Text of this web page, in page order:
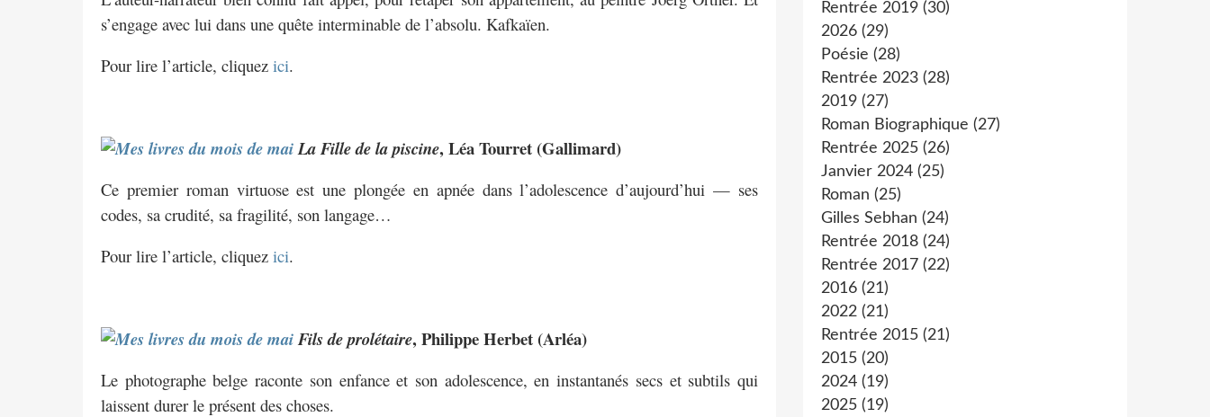
s’engage avec lui dans une quête interminable de l’absolu. Kafkaïen.
Pour lire l’article, cliquez ici.
La Fille de la piscine, Léa Tourret (Gallimard)
Ce premier roman virtuose est une plongée en apnée dans l’adolescence d’aujourd’hui — ses
codes, sa crudité, sa fragilité, son langage…
Pour lire l’article, cliquez ici.
Fils de prolétaire, Philippe Herbet (Arléa)
Le photographe belge raconte son enfance et son adolescence, en instantanés secs et subtils qui
laissent durer le présent des choses.
Rentrée 2019 (30)
2026 (29)
Poésie (28)
Rentrée 2023 (28)
2019 (27)
Roman Biographique (27)
Rentrée 2025 (26)
Janvier 2024 (25)
Roman (25)
Gilles Sebhan (24)
Rentrée 2018 (24)
Rentrée 2017 (22)
2016 (21)
2022 (21)
Rentrée 2015 (21)
2015 (20)
2024 (19)
2025 (19)